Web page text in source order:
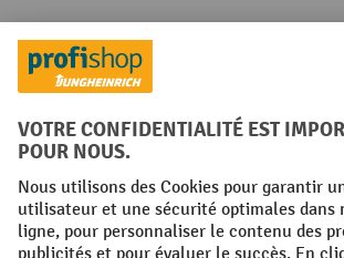
Langues
FR NL
Conditions générales Mentions
Protection des Données Politique de